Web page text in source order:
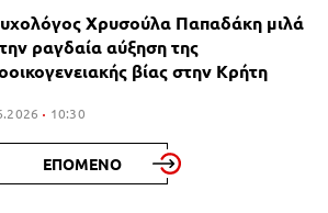
Χρυσούλα Παπαδάκη μιλά
ραγδαία αύξηση της
βίας στην Κρήτη
10:30
ΕΠΟΜΕΝΟ